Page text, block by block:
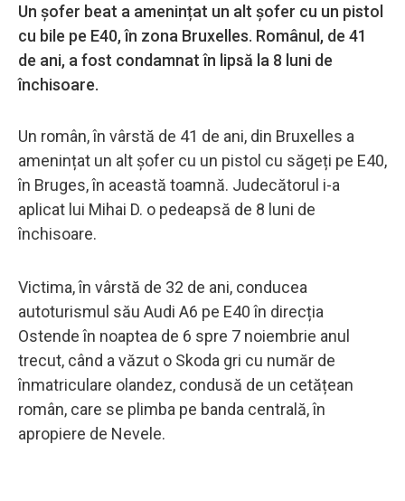
Un șofer beat a amenințat un alt șofer cu un pistol
cu bile pe E40, în zona Bruxelles. Românul, de 41
de ani, a fost condamnat în lipsă la 8 luni de
închisoare.
Un român, în vârstă de 41 de ani, din Bruxelles a
amenințat un alt șofer cu un pistol cu săgeți pe E40,
în Bruges, în această toamnă. Judecătorul i-a
aplicat lui Mihai D. o pedeapsă de 8 luni de
închisoare.
Victima, în vârstă de 32 de ani, conducea
autoturismul său Audi A6 pe E40 în direcția
Ostende în noaptea de 6 spre 7 noiembrie anul
trecut, când a văzut o Skoda gri cu număr de
înmatriculare olandez, condusă de un cetățean
român, care se plimba pe banda centrală, în
apropiere de Nevele.